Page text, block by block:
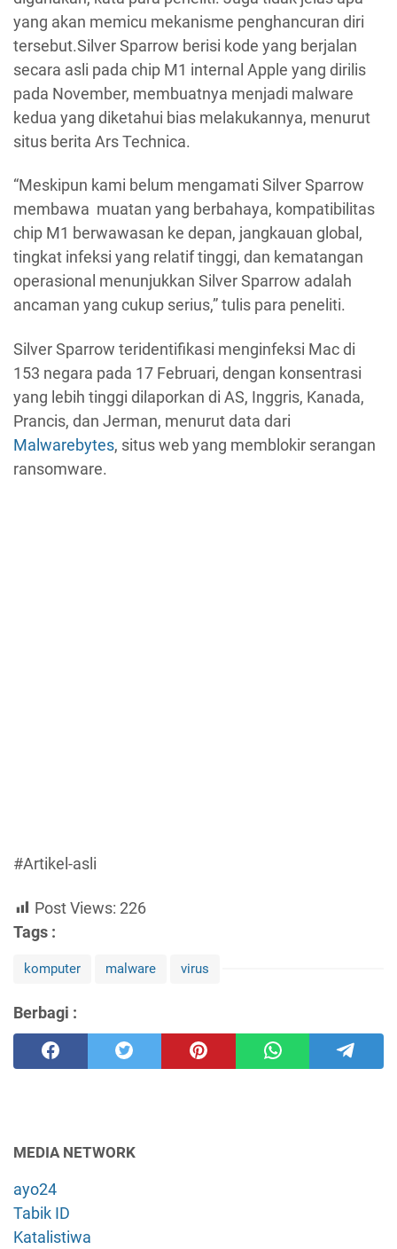
yang akan memicu mekanisme penghancuran diri
tersebut.Silver Sparrow berisi kode yang berjalan
secara asli pada chip M1 internal Apple yang dirilis
pada November, membuatnya menjadi malware
kedua yang diketahui bias melakukannya, menurut
situs berita Ars Technica.
“Meskipun kami belum mengamati Silver Sparrow
membawa muatan yang berbahaya, kompatibilitas
chip M1 berwawasan ke depan, jangkauan global,
tingkat infeksi yang relatif tinggi, dan kematangan
operasional menunjukkan Silver Sparrow adalah
ancaman yang cukup serius,” tulis para peneliti.
Silver Sparrow teridentifikasi menginfeksi Mac di
153 negara pada 17 Februari, dengan konsentrasi
yang lebih tinggi dilaporkan di AS, Inggris, Kanada,
Prancis, dan Jerman, menurut data dari
Malwarebytes, situs web yang memblokir serangan
ransomware.
#Artikel-asli
Post Views: 226
Tags :
komputer malware virus
Berbagi :
MEDIA NETWORK
ayo24
Tabik ID
Katalistiwa